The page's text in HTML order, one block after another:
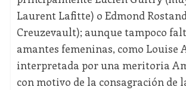
Laurent Lafitte) o Edmond
Creuzevault); aunque tampoco
amantes femeninas, como Louise
interpretada por una meritoria
con motivo de la consagración de